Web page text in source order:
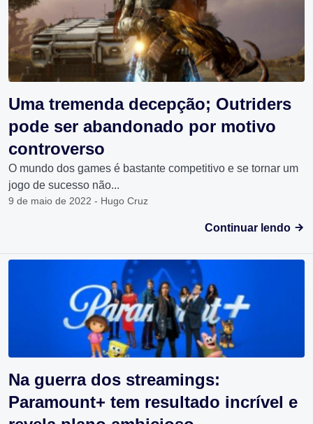
Uma tremenda decepção; Outriders
pode ser abandonado por motivo
controverso
O mundo dos games é bastante competitivo e se tornar um
jogo de sucesso não...
9 de maio de 2022 - Hugo Cruz
Continuar lendo
Na guerra dos streamings:
Paramount+ tem resultado incrível e